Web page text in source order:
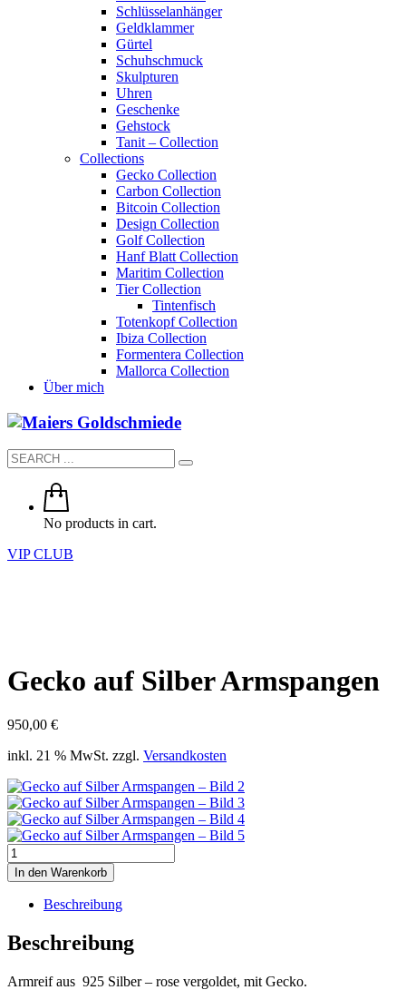
Schlüsselanhänger
Geldklammer
Gürtel
Schuhschmuck
Skulpturen
Uhren
Geschenke
Gehstock
Tanit – Collection
Collections
Gecko Collection
Carbon Collection
Bitcoin Collection
Design Collection
Golf Collection
Hanf Blatt Collection
Maritim Collection
Tier Collection
Tintenfisch
Totenkopf Collection
Ibiza Collection
Formentera Collection
Mallorca Collection
Über mich
No products in cart.
VIP CLUB
Gecko auf Silber Armspangen
950,00 €
inkl. 21 % MwSt. zzgl. Versandkosten
Gecko
auf
Silber
Armspangen
Menge
In den Warenkorb
Beschreibung
Beschreibung
Armreif aus 925 Silber – rose vergoldet, mit Gecko.